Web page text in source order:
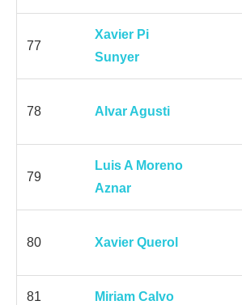
77
Xavier Pi
Sunyer
78 Alvar Agusti
79
Luis A Moreno
Aznar
80 Xavier Querol
81 Miriam Calvo